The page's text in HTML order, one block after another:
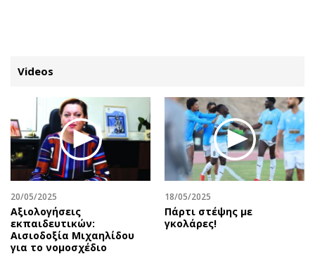
ΚΑΤΗΓΟΡΙΕΣ ΣΥΝΔΕΣΗ
Κύπρος
Παιδεία
Υγεία
Πολιτική
Βουλευτικές 2026
Εκλογές 2024
Απόψεις
Αρθρογραφία
The Hill
Υγεία
Αγγελίες
Videos
20/05/2025
Αξιολογήσεις
εκπαιδευτικών:
Αισιοδοξία Μιχαηλίδου
για το νομοσχέδιο
18/05/2025
Πάρτι στέψης με
γκολάρες!